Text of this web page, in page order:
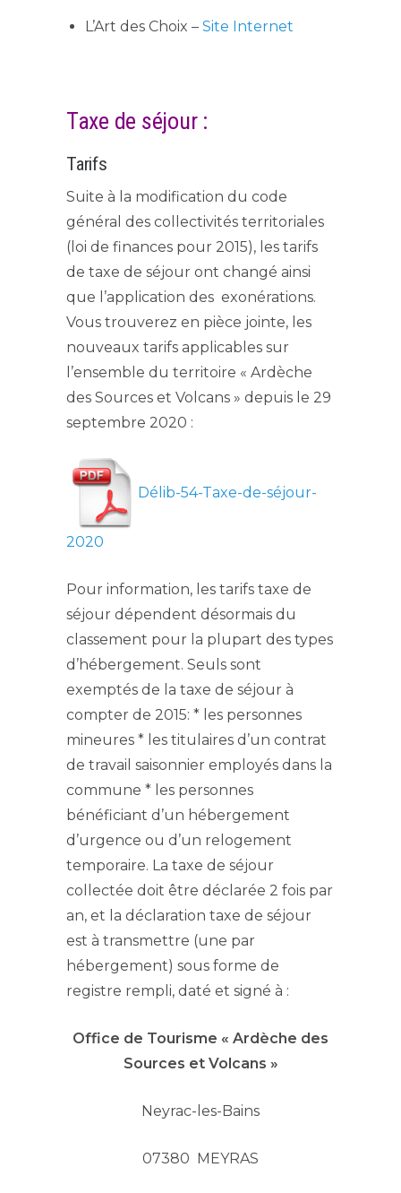
L’Art des Choix – Site Internet
Taxe de séjour :
Tarifs
Suite à la modification du code
général des collectivités territoriales
(loi de finances pour 2015), les tarifs
de taxe de séjour ont changé ainsi
que l’application des exonérations.
Vous trouverez en pièce jointe, les
nouveaux tarifs applicables sur
l’ensemble du territoire « Ardèche
des Sources et Volcans » depuis le 29
septembre 2020 :
Délib-54-Taxe-de-séjour-
2020
Pour information, les tarifs taxe de
séjour dépendent désormais du
classement pour la plupart des types
d’hébergement. Seuls sont
exemptés de la taxe de séjour à
compter de 2015: * les personnes
mineures * les titulaires d’un contrat
de travail saisonnier employés dans la
commune * les personnes
bénéficiant d’un hébergement
d’urgence ou d’un relogement
temporaire. La taxe de séjour
collectée doit être déclarée 2 fois par
an, et la déclaration taxe de séjour
est à transmettre (une par
hébergement) sous forme de
registre rempli, daté et signé à :
Office de Tourisme « Ardèche des
Sources et Volcans »
Neyrac-les-Bains
07380 MEYRAS